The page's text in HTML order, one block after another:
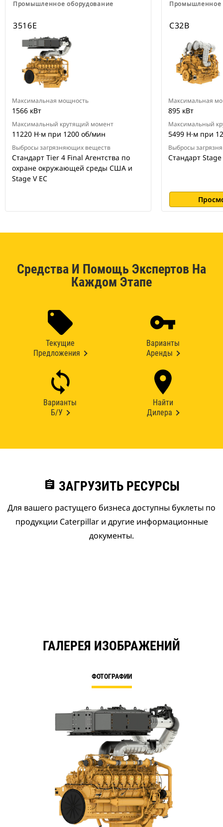
Промышленное оборудование
3516E
Максимальная мощность
1566 кВт
Максимальный крутящий момент
11220 Н·м при 1200 об/мин
Выбросы загрязняющих веществ
Стандарт Tier 4 Final Агентства по
охране окружающей среды США и
Stage V ЕС
Промышленное
C32B
Максимальная
895 кВт
Максимальный
5499 Н·м при
Выбросы
Стандарт Stage
Средства И Помощь Экспертов На
Каждом Этапе
Текущие
Предложения
Варианты
Аренды
Варианты
Б/У
Найти
Дилера
assignment ЗАГРУЗИТЬ РЕСУРСЫ
Для вашего растущего бизнеса доступны буклеты по
продукции Caterpillar и другие информационные
документы.
ГАЛЕРЕЯ ИЗОБРАЖЕНИЙ
ФОТОГРАФИИ